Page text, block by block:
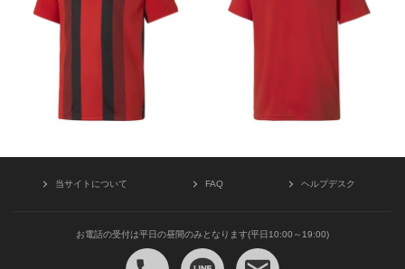
当サイトについて FAQ ヘルプデスク
お電話の受付は平日の昼間のみとなります(平日10:00～19:00)